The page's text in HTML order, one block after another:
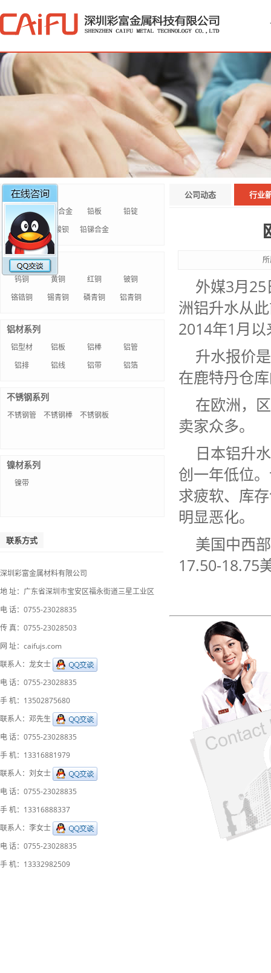
防护系列
钛棒 铅锡合金 铅板
铅锭
铅玻璃
硫酸钡 铅锑合金
铜材系列
钨铜 黄铜 红铜
铍铜
铬锆铜
锡青铜 磷青铜 铝青铜
铝材系列
铝型材 铝板 铝棒
铝管
铝排
铝线 铝带 铝箔
不锈钢系列
不锈钢管 不锈钢棒 不锈钢板
镍材系列
镍带
联系方式
深圳彩富金属材料有限公司
地 址：广东省深圳市宝安区福永街道三星工业区
电 话：0755-23028835
传 真：0755-23028503
网 址：caifujs.com
联系人：龙女士
电 话：0755-23028835
手 机：13502875680
联系人：邓先生
电 话：0755-23028835
手 机：13316881979
联系人：刘女士
电 话：0755-23028835
手 机：13316888337
联系人：李女士
电 话：0755-23028835
手 机：13332982509
公司动态 行业
外媒3月
洲铝升水从
2014年1月
升水报价
在鹿特丹仓
在欧洲，
卖家众多。
日本铝升
创一年低位
求疲软、库
明显恶化。
美国中西
17.50-18.75